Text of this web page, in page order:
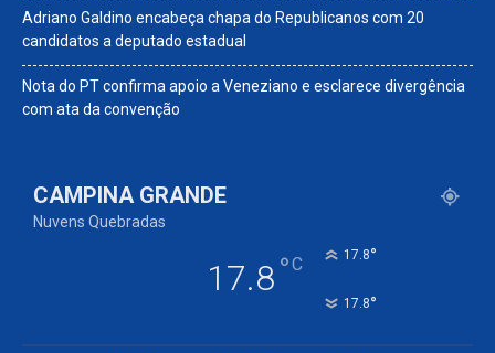
Adriano Galdino encabeça chapa do Republicanos com 20
candidatos a deputado estadual
Nota do PT confirma apoio a Veneziano e esclarece divergência
com ata da convenção
CAMPINA GRANDE
Nuvens Quebradas
17.8°C 17.8°
17.8°